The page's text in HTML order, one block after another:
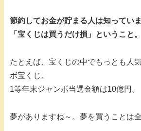
節約してお金が貯まる人は知っていま
「宝くじは買うだけ損」ということ。
たとえば、宝くじの中でもっとも人
ボ宝くじ。
1等年末ジャンボ当選金額は10億円。
夢がありますね～。夢を買うことは